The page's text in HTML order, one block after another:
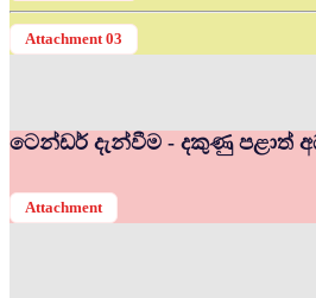
Attachment 03
ටෙන්ඩර් දැන්වීම - දකුණු පළාත්
Attachment